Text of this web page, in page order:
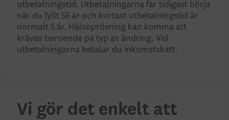
utbetalningstid. Utbetalningarna får tidigast börja
när du fyllt 55 år och kortast utbetalningstid är
normalt 5 år. Hälsoprövning kan komma att
krävas beroende på typ av ändring. Vid
utbetalningarna betalar du inkomstskatt.
Vi gör det enkelt att